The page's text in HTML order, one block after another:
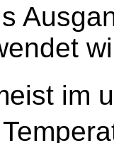
im